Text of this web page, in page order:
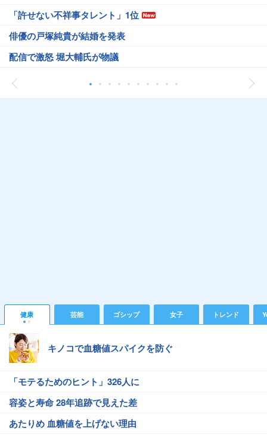
「許せない不祥事タレント」1位
俳優の戸塚純貴が結婚を発表
配信で激怒 堀大輔氏が物議
健康 芸能 ゴシップ 女子 トレンド
キノコで血糖値スパイクを防ぐ
「モテるためのヒント」326人に
容姿と寿命 28年追跡で見えた差
あたりめ 血糖値を上げない理由